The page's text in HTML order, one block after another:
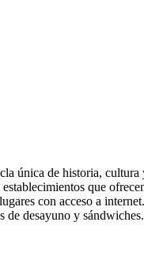
única de historia,
que
con acceso a
desayuno y